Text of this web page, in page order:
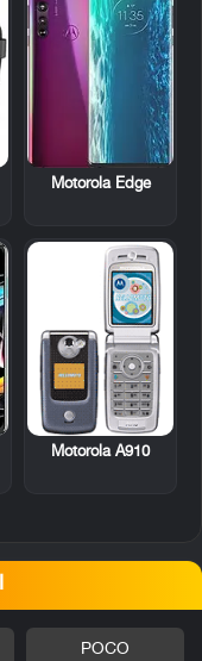
Motorola Edge
Motorola A910
POCO